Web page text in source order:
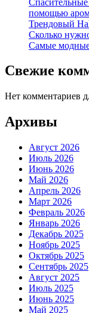
помощью
Трендовый
Сколько
Самые
Свежие
Нет комментариев
Архивы
Август 2026
Июль 2026
Июнь 2026
Май 2026
Апрель 2026
Март 2026
Февраль 2026
Январь 2026
Декабрь 2025
Ноябрь 2025
Октябрь 2025
Сентябрь 2025
Август 2025
Июль 2025
Июнь 2025
Май 2025